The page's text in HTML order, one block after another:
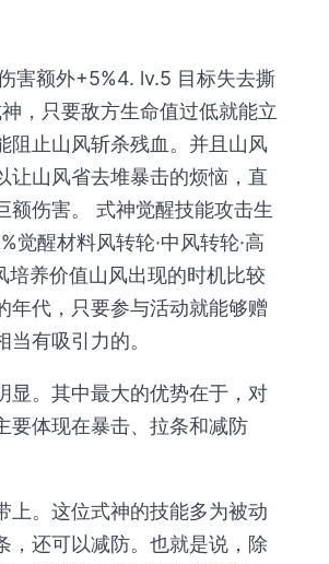
害额外+5%4. lv.5 目标失去撕
，只要敌方生命值过低就能立
阻止山风斩杀残血。并且山风
让山风省去堆暴击的烦恼，直
额伤害。 式神觉醒技能攻击生
醒材料风转轮·中风转轮·高
培养价值山风出现的时机比较
年代，只要参与活动就能够赠
有吸引力的。
显。其中最大的优势在于，对
要体现在暴击、拉条和减防
上。这位式神的技能多为被动
，还可以减防。也就是说，除